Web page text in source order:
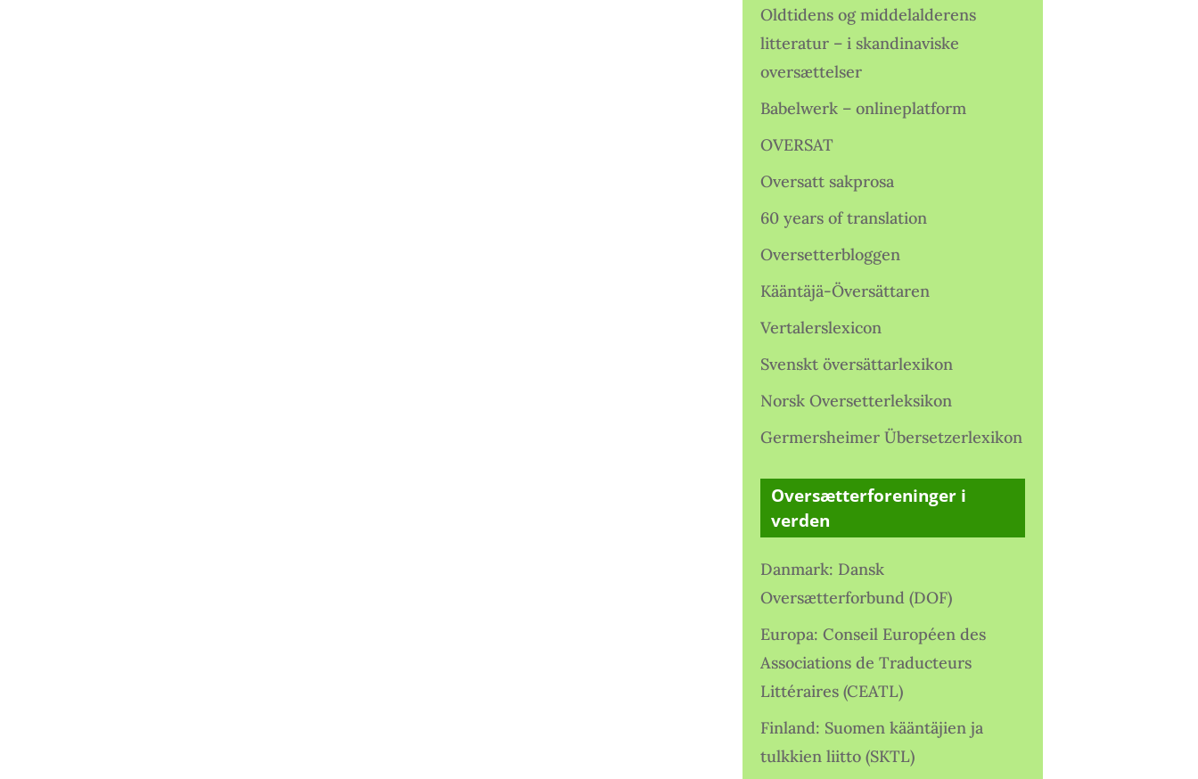
Oldtidens og middelalderens
litteratur – i skandinaviske
oversættelser
Babelwerk – onlineplatform
OVERSAT
Oversatt sakprosa
60 years of translation
Oversetterbloggen
Kääntäjä-Översättaren
Vertalerslexicon
Svenskt översättarlexikon
Norsk Oversetterleksikon
Germersheimer Übersetzerlexikon
Oversætterforeninger i
verden
Danmark: Dansk
Oversætterforbund (DOF)
Europa: Conseil Européen des
Associations de Traducteurs
Littéraires (CEATL)
Finland: Suomen kääntäjien ja
tulkkien liitto (SKTL)